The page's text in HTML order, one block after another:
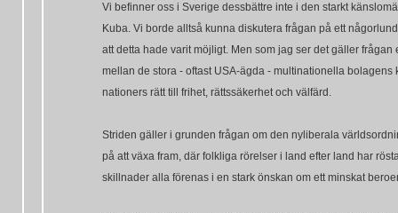
Vi befinner oss i Sverige dessbättre inte i den starkt
Kuba. Vi borde alltså kunna diskutera frågan på ett
att detta hade varit möjligt. Men som jag ser det gäller
mellan de stora - oftast USA-ägda - multinationella
nationers rätt till frihet, rättssäkerhet och välfärd.
Striden gäller i grunden frågan om den nyliberala
på att växa fram, där folkliga rörelser i land efter land har
skillnader alla förenas i en stark önskan om ett minskat